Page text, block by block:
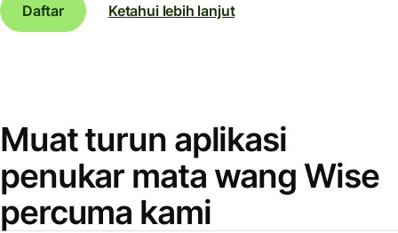
Daftar
Ketahui lebih lanjut
Muat turun aplikasi
penukar mata wang Wise
percuma kami